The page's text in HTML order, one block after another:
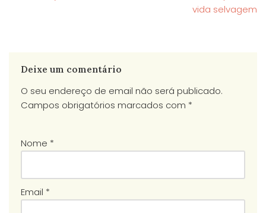
vida selvagem
Deixe um comentário
O seu endereço de email não será publicado.
Campos obrigatórios marcados com *
Nome *
Email *